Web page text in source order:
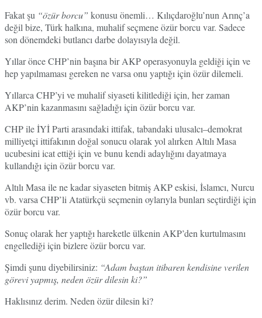
Fakat şu “özür borcu” konusu önemli… Kılıçdaroğlu’nun Arınç’a
değil bize, Türk halkına, muhalif seçmene özür borcu var. Sadece
son dönemdeki butlancı darbe dolayısıyla değil.
Yıllar önce CHP’nin başına bir AKP operasyonuyla geldiği için ve
hep yapılmaması gereken ne varsa onu yaptığı için özür dilemeli.
Yıllarca CHP’yi ve muhalif siyaseti kilitlediği için, her zaman
AKP’nin kazanmasını sağladığı için özür borcu var.
CHP ile İYİ Parti arasındaki ittifak, tabandaki ulusalcı–demokrat
milliyetçi ittifakının doğal sonucu olarak yol alırken Altılı Masa
ucubesini icat ettiği için ve bunu kendi adaylığını dayatmaya
kullandığı için özür borcu var.
Altılı Masa ile ne kadar siyaseten bitmiş AKP eskisi, İslamcı, Nurcu
vb. varsa CHP’li Atatürkçü seçmenin oylarıyla bunları seçtirdiği için
özür borcu var.
Sonuç olarak her yaptığı hareketle ülkenin AKP’den kurtulmasını
engellediği için bizlere özür borcu var.
Şimdi şunu diyebilirsiniz: “Adam baştan itibaren kendisine verilen
görevi yapmış, neden özür dilesin ki?”
Haklısınız derim. Neden özür dilesin ki?